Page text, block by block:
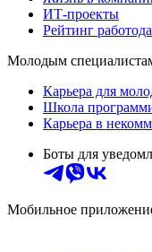
ИТ-проекты
Рейтинг
Молодым
Карьера для
Школа
Карьера в
Боты для
Мобильное